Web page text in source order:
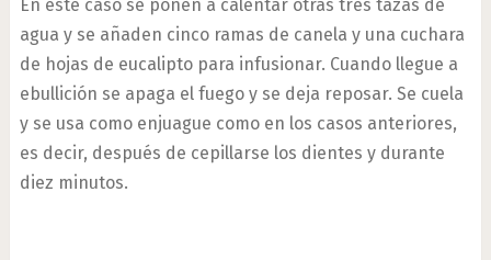
En este caso se ponen a calentar otras tres tazas de
agua y se añaden cinco ramas de canela y una cuchara
de hojas de eucalipto para infusionar. Cuando llegue a
ebullición se apaga el fuego y se deja reposar. Se cuela
y se usa como enjuague como en los casos anteriores,
es decir, después de cepillarse los dientes y durante
diez minutos.